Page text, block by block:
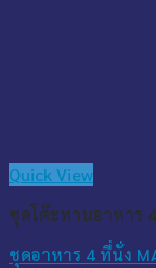
Quick View
ชุดโต๊ะทานอาหาร
ชุดอาหาร 4 ที่นั่ง